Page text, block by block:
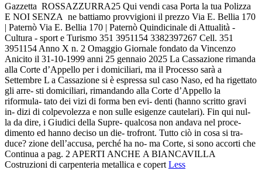
Gazzetta ROSSAZZURRA25 Qui vendi casa Porta la tua Polizza
E NOI SENZA ne battiamo provvigioni il prezzo Via E. Bellia 170
| Paternò Via E. Bellia 170 | Paternò Quindicinale di Attualità -
Cultura - sport e Turismo 351 3951154 3382397267 Cell. 351
3951154 Anno X n. 2 Omaggio Giornale fondato da Vincenzo
Anicito il 31-10-1999 anni 25 gennaio 2025 La Cassazione rimanda
alla Corte d’Appello per i domiciliari, ma il Processo sarà a
Settembre L a Cassazione si è espressa sul caso Naso, ed ha rigettato
gli arre- sti domiciliari, rimandando alla Corte d’Appello la
riformula- tato dei vizi di forma ben evi- denti (hanno scritto gravi
in- dizi di colpevolezza e non sulle esigenze cautelari). Fin qui nul-
la da dire, i Giudici della Supre- qualcosa non andava nel proce-
dimento ed hanno deciso un die- trofront. Tutto ciò in cosa si tra-
duce? zione dell’accusa, perché ha no- ma Corte, si sono accorti che
Continua a pag. 2 APERTI ANCHE A BIANCAVILLA
Costruzioni di carpenteria metallica e copert Less